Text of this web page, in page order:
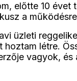
előtte 10
a
üzleti
létre.
vagyok,